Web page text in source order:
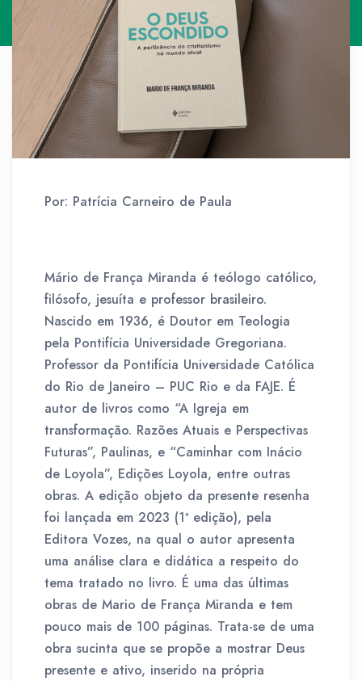
Por: Patrícia Carneiro de Paula
Mário de França Miranda é teólogo católico,
filósofo, jesuíta e professor brasileiro.
Nascido em 1936, é Doutor em Teologia
pela Pontifícia Universidade Gregoriana.
Professor da Pontifícia Universidade Católica
do Rio de Janeiro – PUC Rio e da FAJE. É
autor de livros como “A Igreja em
transformação. Razões Atuais e Perspectivas
Futuras”, Paulinas, e “Caminhar com Inácio
de Loyola”, Edições Loyola, entre outras
obras. A edição objeto da presente resenha
foi lançada em 2023 (1ª edição), pela
Editora Vozes, na qual o autor apresenta
uma análise clara e didática a respeito do
tema tratado no livro. É uma das últimas
obras de Mario de França Miranda e tem
pouco mais de 100 páginas. Trata-se de uma
obra sucinta que se propõe a mostrar Deus
presente e ativo, inserido na própria